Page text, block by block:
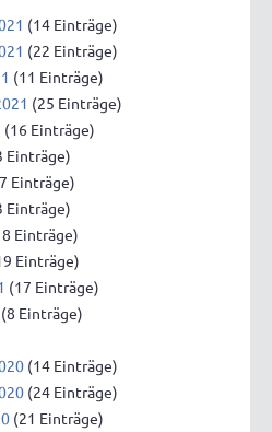
(14 Einträge)
(22 Einträge)
(11 Einträge)
(25 Einträge)
(16 Einträge)
Einträge)
Einträge)
Einträge)
Einträge)
Einträge)
(17 Einträge)
(8 Einträge)
(14 Einträge)
(24 Einträge)
(21 Einträge)